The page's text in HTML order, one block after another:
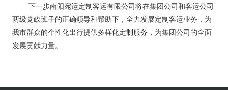
下一步南阳宛运定制客运有限公司将在集团公司和客运公司
两级党政班子的正确领导和帮助下，全力发展定制客运业务，为
我市群众的个性化出行提供多样化定制服务，为集团公司的全面
发展贡献力量。